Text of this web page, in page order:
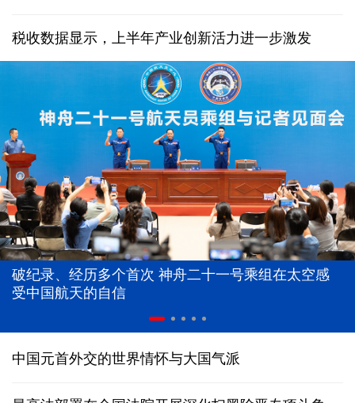
税收数据显示，上半年产业创新活力进一步激发
破纪录、经历多个首次 神舟二十一号乘组在太空感
受中国航天的自信
中国元首外交的世界情怀与大国气派